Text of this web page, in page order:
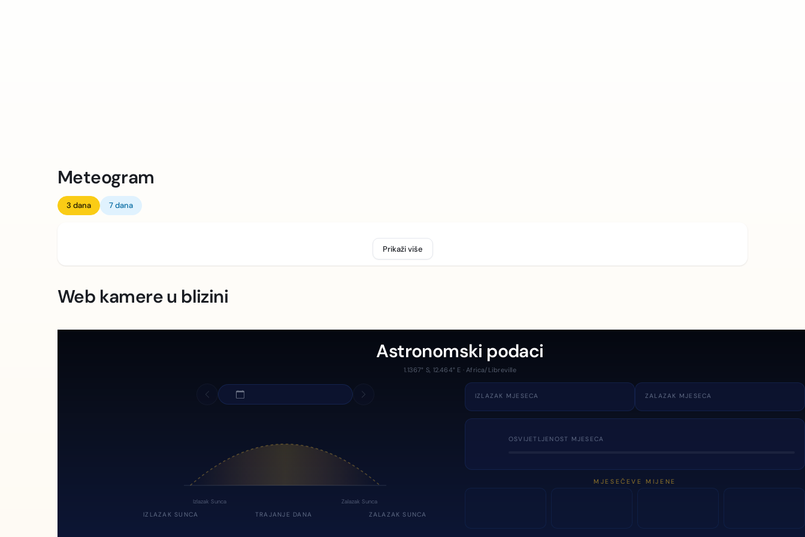
Meteogram
3 dana 7 dana
Prikaži više
Web kamere u blizini
Astronomski podaci
1.1367° S, 12.464° E · Africa/Libreville
Izlazak Sunca Zalazak Sunca
IZLAZAK SUNCA TRAJANJE DANA ZALAZAK SUNCA
IZLAZAK MJESECA ZALAZAK MJESECA
OSVIJETLJENOST MJESECA
MJESEČEVE MIJENE